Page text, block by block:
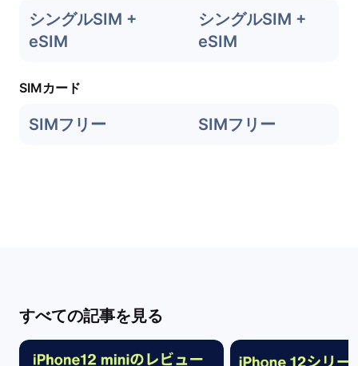
シングルSIM +
eSIM
シングルSIM +
eSIM
SIMカード
SIMフリー SIMフリー
すべての記事を見る